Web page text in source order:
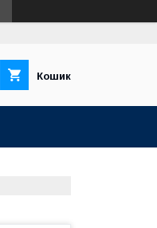
Кошик